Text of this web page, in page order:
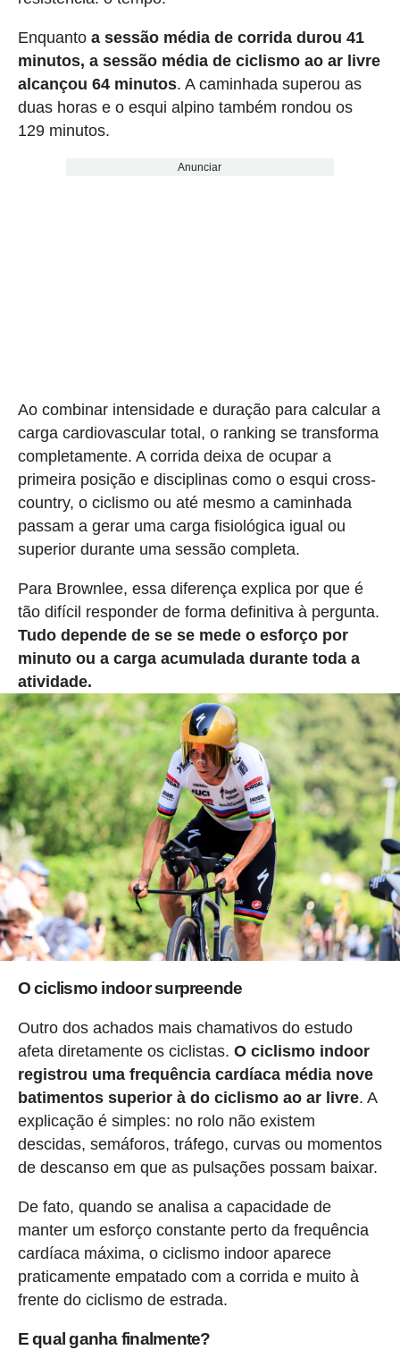
Enquanto a sessão média de corrida durou 41
minutos, a sessão média de ciclismo ao ar livre
alcançou 64 minutos. A caminhada superou as
duas horas e o esqui alpino também rondou os
129 minutos.
Anunciar
Ao combinar intensidade e duração para calcular a
carga cardiovascular total, o ranking se transforma
completamente. A corrida deixa de ocupar a
primeira posição e disciplinas como o esqui cross-
country, o ciclismo ou até mesmo a caminhada
passam a gerar uma carga fisiológica igual ou
superior durante uma sessão completa.
Para Brownlee, essa diferença explica por que é
tão difícil responder de forma definitiva à pergunta.
Tudo depende de se se mede o esforço por
minuto ou a carga acumulada durante toda a
atividade.
O ciclismo indoor surpreende
Outro dos achados mais chamativos do estudo
afeta diretamente os ciclistas. O ciclismo indoor
registrou uma frequência cardíaca média nove
batimentos superior à do ciclismo ao ar livre. A
explicação é simples: no rolo não existem
descidas, semáforos, tráfego, curvas ou momentos
de descanso em que as pulsações possam baixar.
De fato, quando se analisa a capacidade de
manter um esforço constante perto da frequência
cardíaca máxima, o ciclismo indoor aparece
praticamente empatado com a corrida e muito à
frente do ciclismo de estrada.
E qual ganha finalmente?